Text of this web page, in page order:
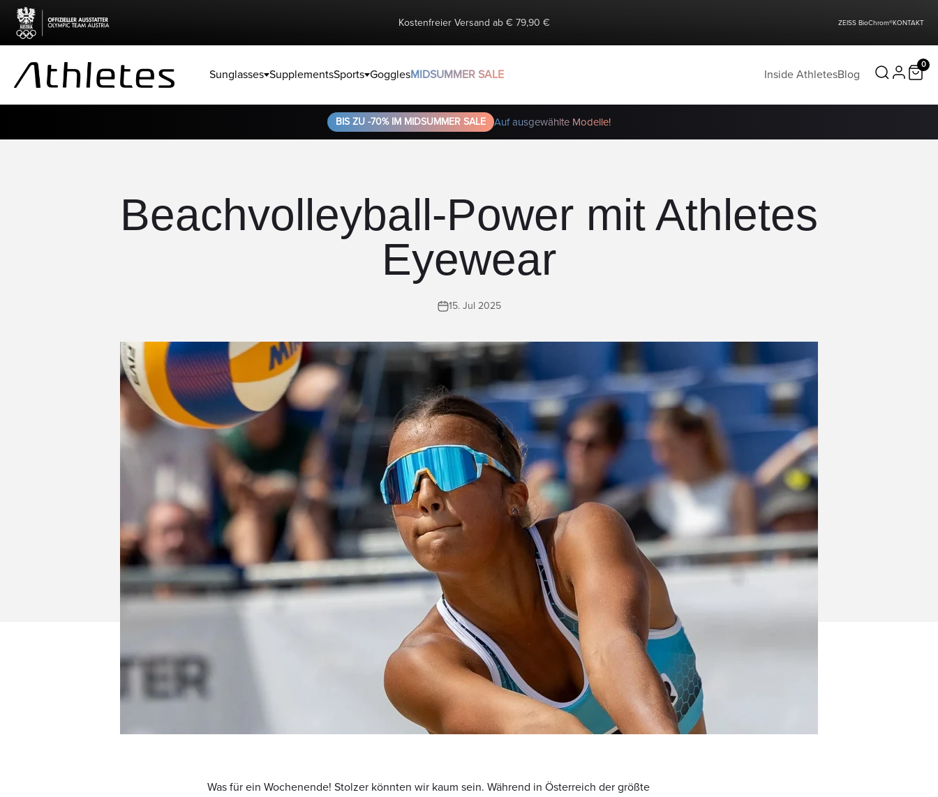
Skip to content
Kostenfreier Versand ab € 79,90 € ZEISS BioChrom®KONTAKT
Sunglasses SupplementsSports GogglesMIDSUMMER SALE Inside AthletesBlog
0
BIS ZU -70% IM MIDSUMMER SALE Auf ausgewählte Modelle!
Beachvolleyball-Power mit Athletes
Eyewear
15. Jul 2025
Was für ein Wochenende! Stolzer könnten wir kaum sein. Während in Österreich der größte